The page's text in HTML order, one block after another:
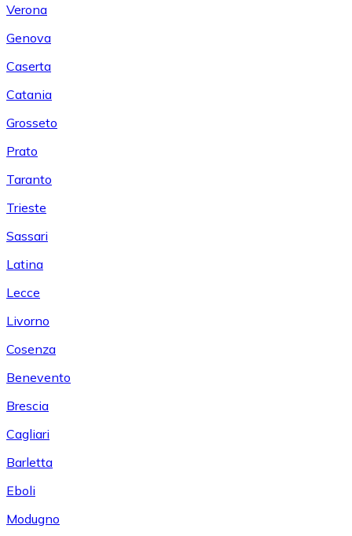
Verona
Genova
Caserta
Catania
Grosseto
Prato
Taranto
Trieste
Sassari
Latina
Lecce
Livorno
Cosenza
Benevento
Brescia
Cagliari
Barletta
Eboli
Modugno